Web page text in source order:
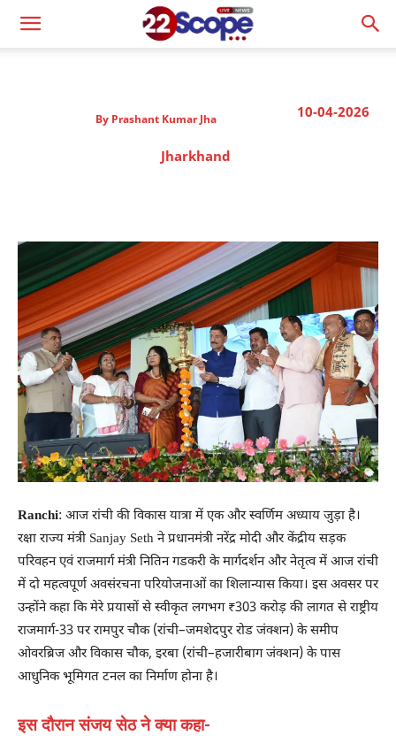
10-04-2026
By Prashant Kumar Jha
Jharkhand
Ranchi: आज रांची की विकास यात्रा में एक और स्वर्णिम अध्याय जुड़ा है।
रक्षा राज्य मंत्री Sanjay Seth ने प्रधानमंत्री नरेंद्र मोदी और केंद्रीय सड़क
परिवहन एवं राजमार्ग मंत्री नितिन गडकरी के मार्गदर्शन और नेतृत्व में आज रांची
में दो महत्वपूर्ण अवसंरचना परियोजनाओं का शिलान्यास किया। इस अवसर पर
उन्होंने कहा कि मेरे प्रयासों से स्वीकृत लगभग ₹303 करोड़ की लागत से राष्ट्रीय
राजमार्ग-33 पर रामपुर चौक (रांची–जमशेदपुर रोड जंक्शन) के समीप
ओवरब्रिज और विकास चौक, इरबा (रांची–हजारीबाग जंक्शन) के पास
आधुनिक भूमिगत टनल का निर्माण होना है।
इस दौरान संजय सेठ ने क्या कहा-